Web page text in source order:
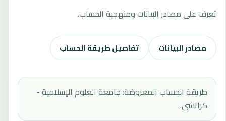
تعرف على مصادر البيانات ومنهجية الحساب.
مصادر البيانات تفاصيل طريقة الحساب
طريقة الحساب المعروضة: جامعة العلوم الإسلامية -
كراتشي.